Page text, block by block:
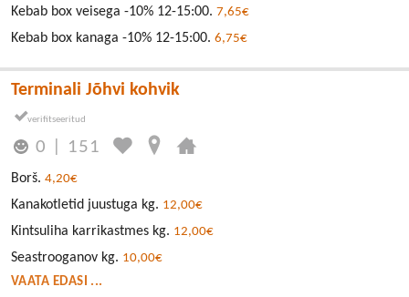
Kebab box veisega -10% 12-15:00. 7,65€
Kebab box kanaga -10% 12-15:00. 6,75€
Terminali Jõhvi kohvik
0 151
Borš. 4,20€
Kanakotletid juustuga kg. 12,00€
Kintsuliha karrikastmes kg. 12,00€
Seastrooganov kg. 10,00€
VAATA EDASI ...